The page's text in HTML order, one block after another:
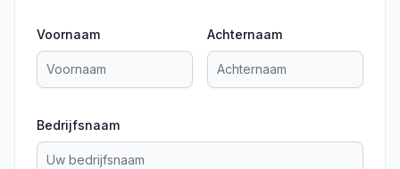
Voornaam Achternaam
Bedrijfsnaam